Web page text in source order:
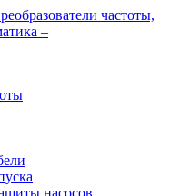
насосов